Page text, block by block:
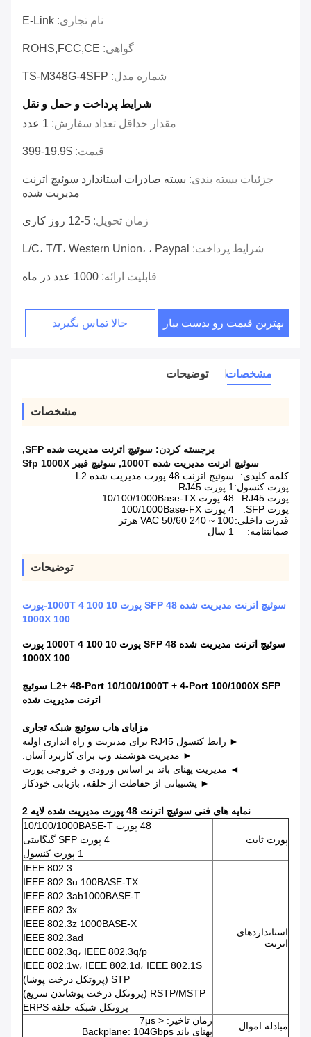
نام تجاری: E-Link
گواهی: ROHS,FCC,CE
شماره مدل: TS-M348G-4SFP
شرایط پرداخت و حمل و نقل
مقدار حداقل تعداد سفارش: 1 عدد
قیمت: $19.9-399
جزئیات بسته بندی: بسته صادرات استاندارد سوئیچ اترنت
مدیریت شده
زمان تحویل: 5-12 روز کاری
شرایط پرداخت: L/C، T/T، Western Union، ، Paypal
قابلیت ارائه: 1000 عدد در ماه
بهترین قیمت رو بدست بیار حالا تماس بگیرید
مشخصات توضیحات
مشخصات
برجسته کردن: سوئیچ اترنت مدیریت شده SFP
,
سوئیچ اترنت مدیریت شده 1000T
, سوئیچ فیبر Sfp 1000X
کلمه کلیدی:
سوئیچ اترنت 48 پورت مدیریت شده L2
پورت کنسول:1 پورت RJ45
پورت RJ45:
48 پورت 10/100/1000Base-TX
پورت SFP:
4 پورت 100/1000Base-FX
قدرت داخلی:100 ~ 240 VAC 50/60 هرتز
ضمانتنامه:
1 سال
توضیحات
سوئیچ اترنت مدیریت شده SFP 48 پورت 10 100 1000T 4-پورت
100 1000X
سوئیچ اترنت مدیریت شده SFP 48 پورت 10 100 1000T 4 پورت
100 1000X
L2+ 48-Port 10/100/1000T + 4-Port 100/1000X SFP سوئیچ
اترنت مدیریت شده
مزایای هاب سوئیچ شبکه تجاری
► رابط کنسول RJ45 برای مدیریت و راه اندازی اولیه
► مدیریت هوشمند وب برای کاربرد آسان.
◄ مدیریت پهنای باند بر اساس ورودی و خروجی پورت
► پشتیبانی از حفاظت از حلقه، بازیابی خودکار
نمایه های فنی سوئیچ اترنت 48 پورت مدیریت شده لایه 2
پورت ثابت
48 پورت 10/100/1000BASE-T
4 پورت SFP گیگابیتی
1 پورت کنسول
استانداردهای
اترنت
IEEE 802.3
IEEE 802.3u 100BASE-TX
IEEE 802.3ab1000BASE-T
IEEE 802.3x
IEEE 802.3z 1000BASE-X
IEEE 802.3ad
IEEE 802.3q، IEEE 802.3q/p
IEEE 802.1w، IEEE 802.1d، IEEE 802.1S
STP (پروتکل درخت پوشا)
RSTP/MSTP (پروتکل درخت پوشاندن سریع)
پروتکل شبکه حلقه ERPS
مبادله اموال
زمان تاخیر: < 7μs
پهنای باند Backplane: 104Gbps